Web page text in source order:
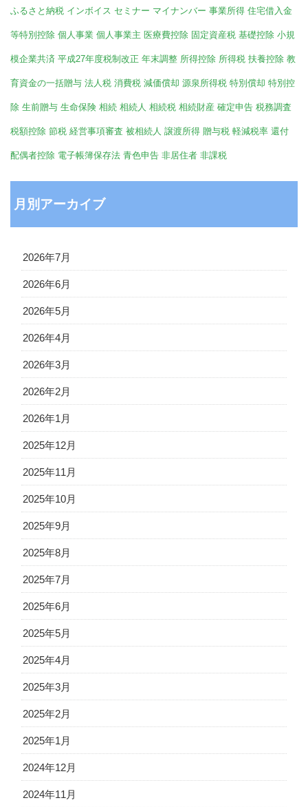
ふるさと納税 インボイス セミナー マイナンバー 事業所得 住宅借入金
等特別控除 個人事業 個人事業主 医療費控除 固定資産税 基礎控除 小規
模企業共済 平成27年度税制改正 年末調整 所得控除 所得税 扶養控除 教
育資金の一括贈与 法人税 消費税 減価償却 源泉所得税 特別償却 特別控
除 生前贈与 生命保険 相続 相続人 相続税 相続財産 確定申告 税務調査
税額控除 節税 経営事項審査 被相続人 譲渡所得 贈与税 軽減税率 還付
配偶者控除 電子帳簿保存法 青色申告 非居住者 非課税
月別アーカイブ
2026年7月
2026年6月
2026年5月
2026年4月
2026年3月
2026年2月
2026年1月
2025年12月
2025年11月
2025年10月
2025年9月
2025年8月
2025年7月
2025年6月
2025年5月
2025年4月
2025年3月
2025年2月
2025年1月
2024年12月
2024年11月